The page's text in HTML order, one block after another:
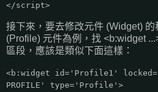
</script>
接下來，要去修改元件 (Widget)
(Profile) 元件為例，找 <b:widget
區段，應該是類似下面這樣：
<b:widget id='Profile1'
PROFILE' type='Profile'>